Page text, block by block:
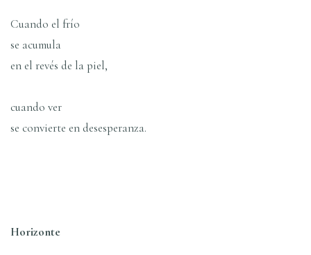
Cuando el frío
se acumula
en el revés de la piel,
cuando ver
se convierte en desesperanza.
Horizonte